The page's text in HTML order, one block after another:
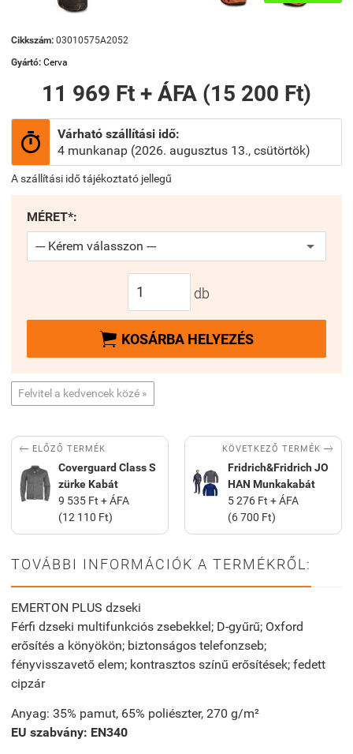
Cikkszám: 03010575A2052
Gyártó: Cerva
11 969 Ft + ÁFA (15 200 Ft)

Várható szállítási idő:
4 munkanap (2026. augusztus 13., csütörtök)
A szállítási idő tájékoztató jellegű
MÉRET*:
db
 KOSÁRBA HELYEZÉS
Felvitel a kedvencek közé »
 ELŐZŐ TERMÉK
Coverguard Class S
zürke Kabát
9 535 Ft + ÁFA
(12 110 Ft)
KÖVETKEZŐ TERMÉK 
Fridrich&Fridrich JO
HAN Munkakabát
5 276 Ft + ÁFA
(6 700 Ft)
TOVÁBBI INFORMÁCIÓK A TERMÉKRŐL:
EMERTON PLUS dzseki
Férfi dzseki multifunkciós zsebekkel; D-gyűrű; Oxford
erősítés a könyökön; biztonságos telefonzseb;
fényvisszavető elem; kontrasztos színű erősítések; fedett
cipzár
Anyag: 35% pamut, 65% poliészter, 270 g/m²
EU szabvány: EN340